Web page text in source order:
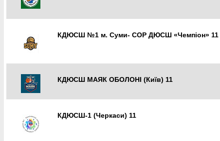
КДЮСШ №1 м. Суми- СОР ДЮСШ «Чемпіон» 11
КДЮСШ МАЯК ОБОЛОНІ (Київ) 11
КДЮСШ-1 (Черкаси) 11